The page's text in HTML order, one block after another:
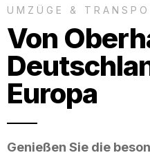
UMZÜGE &
Von
Europa
Genießen Sie die